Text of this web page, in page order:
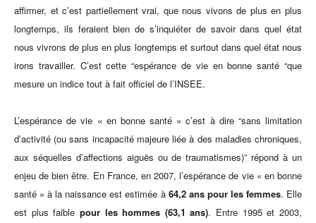
affirmer, et c’est partiellement vrai, que nous vivons de plus en plus
longtemps, ils feraient bien de s’inquiéter de savoir dans quel état
nous vivrons de plus en plus longtemps et surtout dans quel état nous
irons travailler. C’est cette “espérance de vie en bonne santé “que
mesure un indice tout à fait officiel de l’INSEE.
L’espérance de vie « en bonne santé » c’est à dire “sans limitation
d’activité (ou sans incapacité majeure liée à des maladies chroniques,
aux séquelles d’affections aiguës ou de traumatismes)” répond à un
enjeu de bien être. En France, en 2007, l’espérance de vie « en bonne
santé » à la naissance est estimée à 64,2 ans pour les femmes. Elle
est plus faible pour les hommes (63,1 ans). Entre 1995 et 2003,